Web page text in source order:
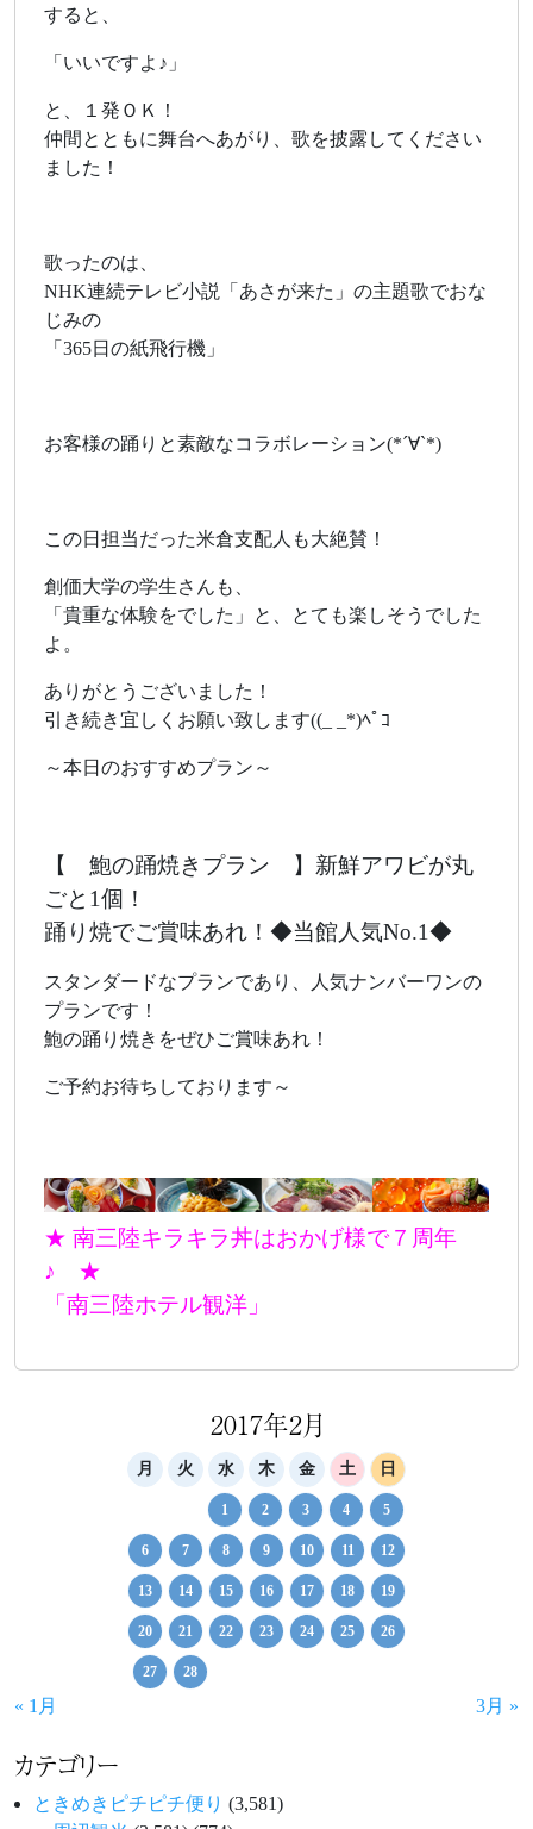
すると、
「いいですよ♪」
と、１発ＯＫ！
仲間とともに舞台へあがり、歌を披露してください
ました！
歌ったのは、
NHK連続テレビ小説「あさが来た」の主題歌でおな
じみの
「365日の紙飛行機」
お客様の踊りと素敵なコラボレーション(*´∀`*)
この日担当だった米倉支配人も大絶賛！
創価大学の学生さんも、
「貴重な体験をでした」と、とても楽しそうでした
よ。
ありがとうございました！
引き続き宜しくお願い致します((_ _*)ﾍﾟｺ
～本日のおすすめプラン～
【 鮑の踊焼きプラン 】新鮮アワビが丸
ごと1個！
踊り焼でご賞味あれ！◆当館人気No.1◆
スタンダードなプランであり、人気ナンバーワンの
プランです！
鮑の踊り焼きをぜひご賞味あれ！
ご予約お待ちしております～
★ 南三陸キラキラ丼はおかげ様で７周年
♪ ★
「南三陸ホテル観洋」
2017年2月
月 火 水 木 金 土 日
1 2 3 4 5
6 7 8 9 10 11 12
13 14 15 16 17 18 19
20 21 22 23 24 25 26
27 28
« 1月 3月 »
カテゴリー
ときめきピチピチ便り (3,581)